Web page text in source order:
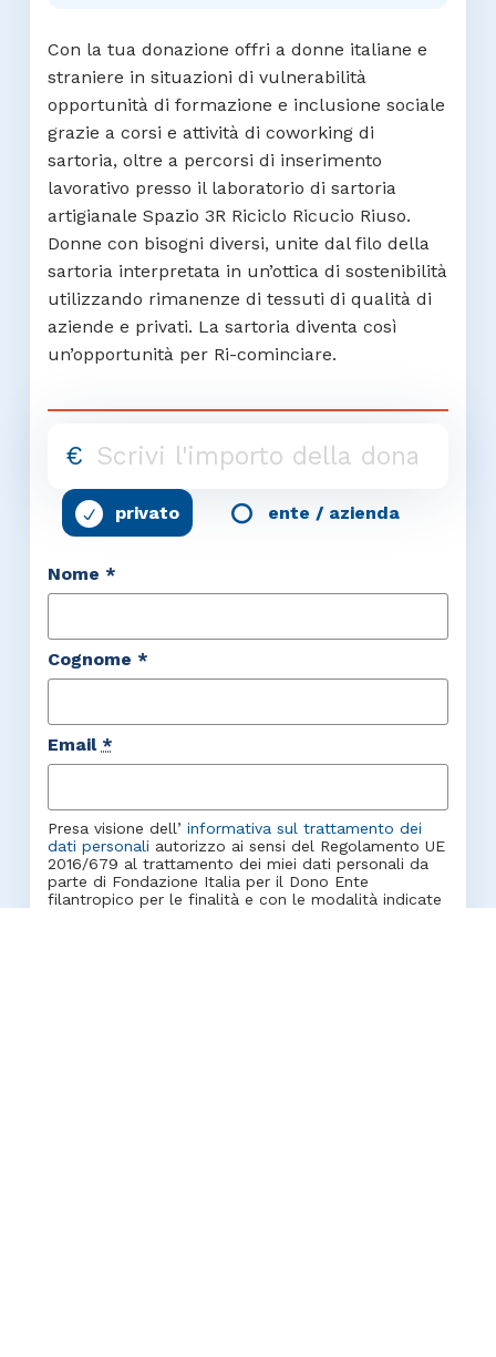
Con la tua donazione offri a donne italiane e
straniere in situazioni di vulnerabilità
opportunità di formazione e inclusione sociale
grazie a corsi e attività di coworking di
sartoria, oltre a percorsi di inserimento
lavorativo presso il laboratorio di sartoria
artigianale Spazio 3R Riciclo Ricucio Riuso.
Donne con bisogni diversi, unite dal filo della
sartoria interpretata in un’ottica di sostenibilità
utilizzando rimanenze di tessuti di qualità di
aziende e privati. La sartoria diventa così
un’opportunità per Ri-cominciare.
€
privato ente / azienda
Nome *
Cognome *
Email *
Presa visione dell’ informativa sul trattamento dei
dati personali autorizzo ai sensi del Regolamento UE
2016/679 al trattamento dei miei dati personali da
parte di Fondazione Italia per il Dono Ente
filantropico per le finalità e con le modalità indicate